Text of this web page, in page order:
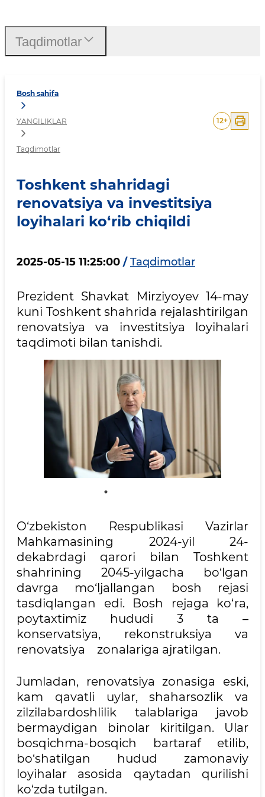
Bosh sahifa
YANGILIKLAR
Taqdimotlar
12+
Toshkent shahridagi
renovatsiya va investitsiya
loyihalari ko‘rib chiqildi
2025-05-15 11:25:00 / Taqdimotlar
Prezident Shavkat Mirziyoyev 14-may
kuni Toshkent shahrida rejalashtirilgan
renovatsiya va investitsiya loyihalari
taqdimoti bilan tanishdi.
O‘zbekiston Respublikasi Vazirlar
Mahkamasining 2024-yil 24-
dekabrdagi qarori bilan Toshkent
shahrining 2045-yilgacha bo‘lgan
davrga mo‘ljallangan bosh rejasi
tasdiqlangan edi. Bosh rejaga ko‘ra,
poytaxtimiz hududi 3 ta –
konservatsiya, rekonstruksiya va
renovatsiya zonalariga ajratilgan.
Jumladan, renovatsiya zonasiga eski,
kam qavatli uylar, shaharsozlik va
zilzilabardoshlilik talablariga javob
bermaydigan binolar kiritilgan. Ular
bosqichma-bosqich bartaraf etilib,
bo‘shatilgan hudud zamonaviy
loyihalar asosida qaytadan qurilishi
ko‘zda tutilgan.
Taqdimotlar